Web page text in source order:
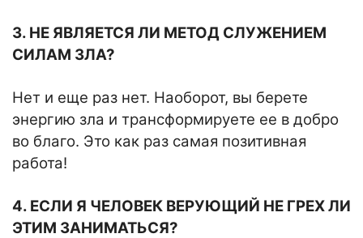
3. НЕ ЯВЛЯЕТСЯ ЛИ МЕТОД СЛУЖЕНИЕМ
СИЛАМ ЗЛА?
Нет и еще раз нет. Наоборот, вы берете
энергию зла и трансформируете ее в добро
во благо. Это как раз самая позитивная
работа!
4. ЕСЛИ Я ЧЕЛОВЕК ВЕРУЮЩИЙ НЕ ГРЕХ ЛИ
ЭТИМ ЗАНИМАТЬСЯ?